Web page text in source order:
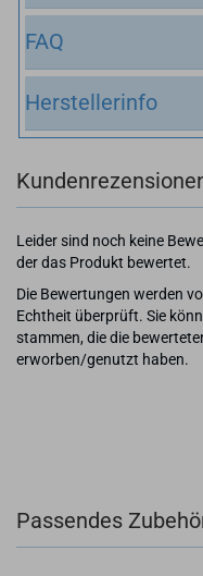
FAQ
Herstellerinfo
Leider sind noch keine
der das Produkt bewertet.
Die Bewertungen werden
Echtheit überprüft. Sie
stammen, die die
erworben/genutzt haben.
Passendes